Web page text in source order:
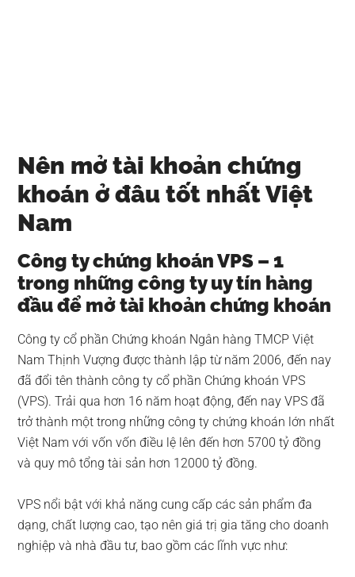
Nên mở tài khoản chứng
khoán ở đâu tốt nhất Việt
Nam
Công ty chứng khoán VPS – 1
trong những công ty uy tín hàng
đầu để mở tài khoản chứng khoán
Công ty cổ phần Chứng khoán Ngân hàng TMCP Việt
Nam Thịnh Vượng được thành lập từ năm 2006, đến nay
đã đổi tên thành công ty cổ phần Chứng khoán VPS
(VPS). Trải qua hơn 16 năm hoạt động, đến nay VPS đã
trở thành một trong những công ty chứng khoán lớn nhất
Việt Nam với vốn vốn điều lệ lên đến hơn 5700 tỷ đồng
và quy mô tổng tài sản hơn 12000 tỷ đồng.
VPS nổi bật với khả năng cung cấp các sản phẩm đa
dạng, chất lượng cao, tạo nên giá trị gia tăng cho doanh
nghiệp và nhà đầu tư, bao gồm các lĩnh vực như: